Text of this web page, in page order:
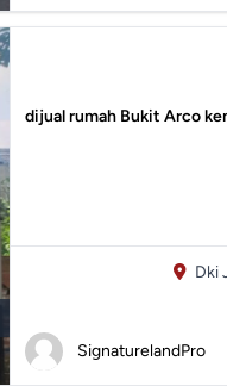
dijual rumah Bukit Arco
Dki
SignaturelandPro